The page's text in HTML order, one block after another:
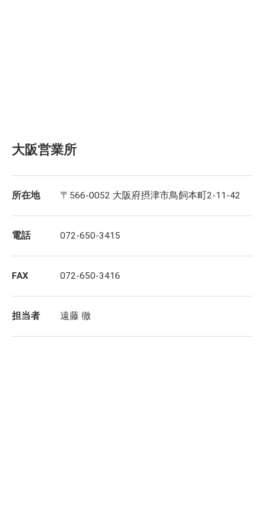
大阪営業所
所在地 〒566-0052 大阪府摂津市鳥飼本町2-11-42
電話 072-650-3415
FAX 072-650-3416
担当者 遠藤 徹